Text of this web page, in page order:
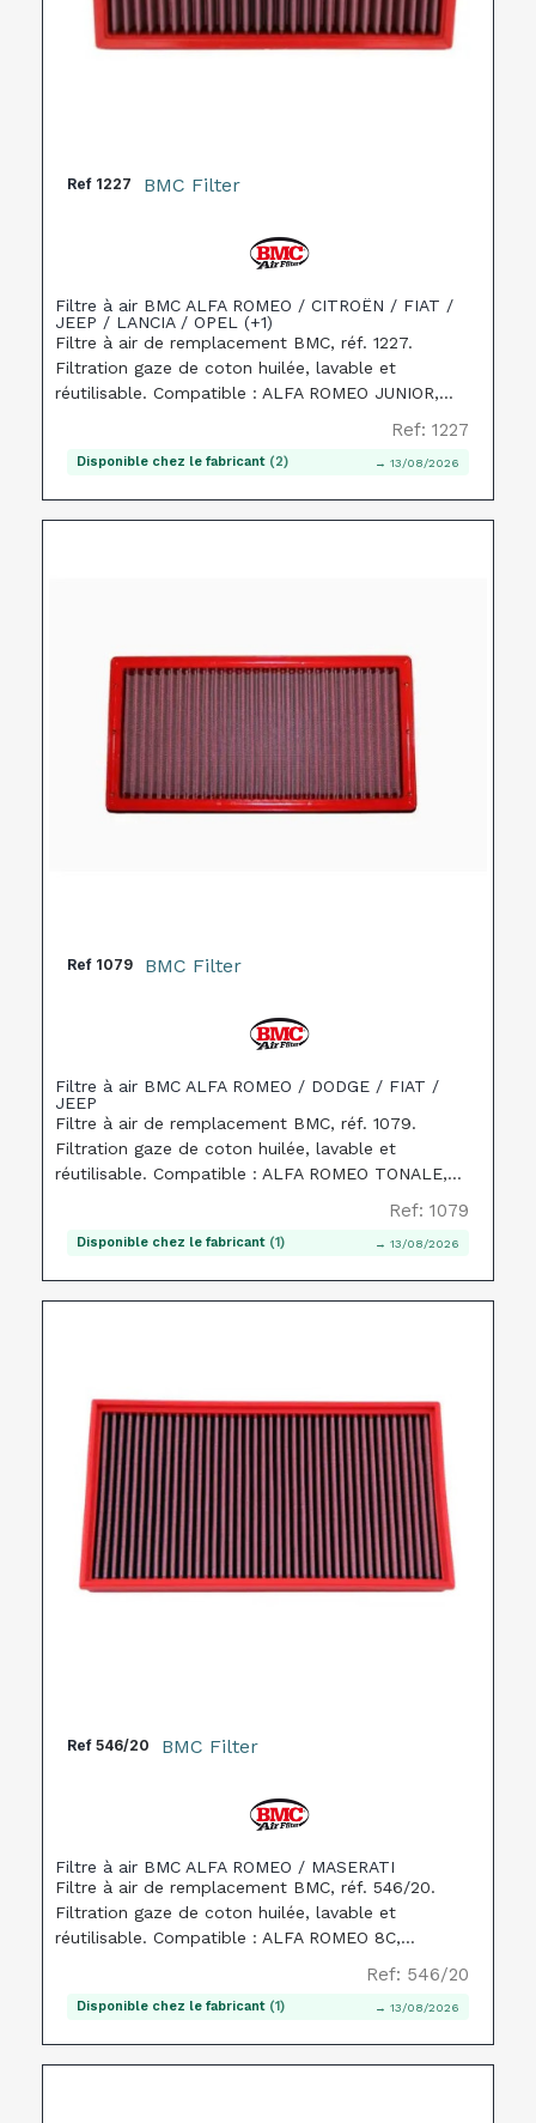
Ref 1227 BMC Filter
Filtre à air BMC ALFA ROMEO / CITROËN / FIAT /
JEEP / LANCIA / OPEL (+1)
Filtre à air de remplacement BMC, réf. 1227.
Filtration gaze de coton huilée, lavable et
réutilisable. Compatible : ALFA ROMEO JUNIOR,
Ref: 1227
Disponible chez le fabricant (2) → 13/08/2026
Ref 1079 BMC Filter
Filtre à air BMC ALFA ROMEO / DODGE / FIAT /
JEEP
Filtre à air de remplacement BMC, réf. 1079.
Filtration gaze de coton huilée, lavable et
réutilisable. Compatible : ALFA ROMEO TONALE,
Ref: 1079
Disponible chez le fabricant (1) → 13/08/2026
Ref 546/20 BMC Filter
Filtre à air BMC ALFA ROMEO / MASERATI
Filtre à air de remplacement BMC, réf. 546/20.
Filtration gaze de coton huilée, lavable et
réutilisable. Compatible : ALFA ROMEO 8C,
Ref: 546/20
Disponible chez le fabricant (1) → 13/08/2026